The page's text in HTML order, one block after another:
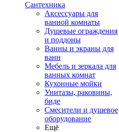
Сантехника
Аксессуары для
ванной комнаты
Душевые ограждения
и поддоны
Ванны и экраны для
ванн
Мебель и зеркала для
ванных комнат
Кухонные мойки
Унитазы, раковины,
биде
Смесители и душевое
оборудование
Ещё